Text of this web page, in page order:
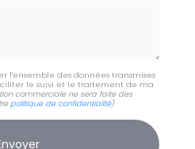
l'ensemble des données transmises
le suivi et le traitement de ma
commerciale ne sera faite des
politique de confidentialité)